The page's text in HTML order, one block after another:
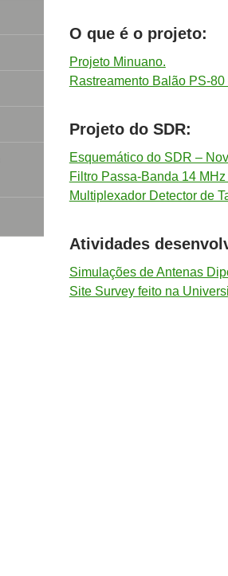
O que é o projeto:
Projeto Minuano.
Rastreamento Balão PS-
Projeto do SDR:
Esquemático do SDR –
Filtro Passa-Banda 14
Multiplexador Detector de
Atividades
Simulações de Antenas
Site Survey feito na